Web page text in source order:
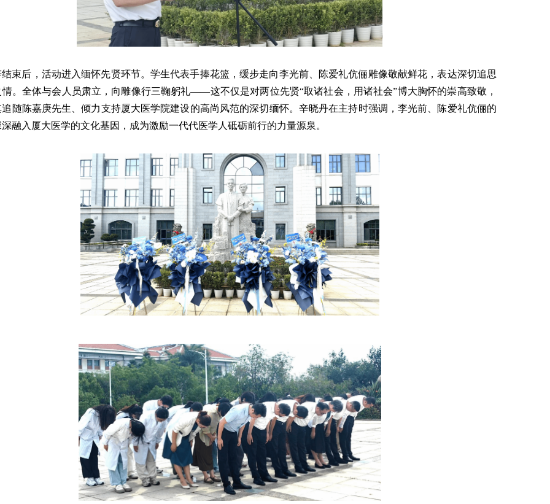
束后，活动进入缅怀先贤环节。学生代表手捧花篮，缓步走向李光前、陈爱礼伉俪雕像敬献鲜花，表达深切追思
。全体与会人员肃立，向雕像行三鞠躬礼——这不仅是对两位先贤“取诸社会，用诸社会”博大胸怀的崇高致敬，
随陈嘉庚先生、倾力支持厦大医学院建设的高尚风范的深切缅怀。辛晓丹在主持时强调，李光前、陈爱礼伉俪的
融入厦大医学的文化基因，成为激励一代代医学人砥砺前行的力量源泉。